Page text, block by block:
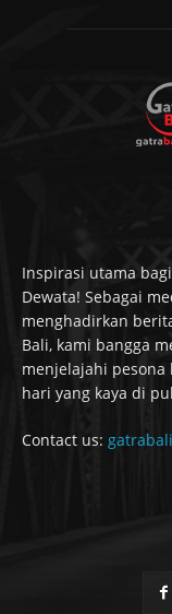
Inspirasi utama
Dewata! Sebagai
menghadirkan
Bali, kami bangga
menjelajahi pesona
hari yang kaya di
Contact us: